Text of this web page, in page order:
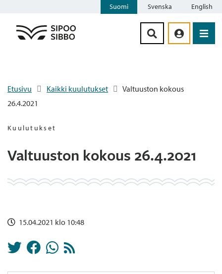
Suomi Svenska English
Etusivu Kaikki kuulutukset
Valtuuston kokous
26.4.2021
Kuulutukset
Valtuuston kokous 26.4.2021
15.04.2021 klo 10:48